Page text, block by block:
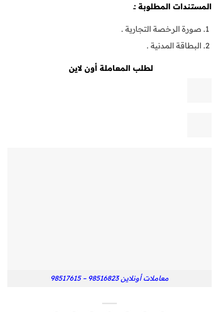
المستندات المطلوبة :ـ
صورة الرخصة التجارية .
البطاقة المدنية .
لطلب المعاملة أون لاين
معاملات أونلاين 98516823 – 98517615